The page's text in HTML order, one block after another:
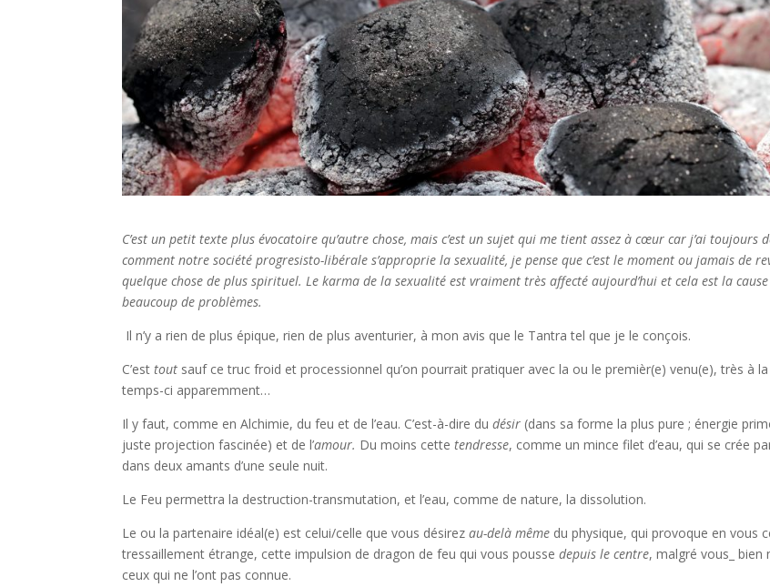
C’est un petit texte plus évocatoire qu’autre chose, mais c’est un sujet qui me tient assez à cœur car j’ai toujours
comment notre société progresisto-libérale s’approprie la sexualité, je pense que c’est le moment ou jamais de
quelque chose de plus spirituel. Le karma de la sexualité est vraiment très affecté aujourd’hui et cela est la
beaucoup de problèmes.
Il n’y a rien de plus épique, rien de plus aventurier, à mon avis que le Tantra tel que je le conçois.
C’esttout sauf ce truc froid et processionnel qu’on pourrait pratiquer avec la ou le premièr(e) venu(e), très à
temps-ci apparemment…
Il y faut, comme en Alchimie, du feu et de l’eau. C’est-à-dire dudésir (dans sa forme la plus pure ; énergie
juste projection fascinée) et de l’amour. Du moins cettetendresse, comme un mince filet d’eau, qui se crée
dans deux amants d’une seule nuit.
Le Feu permettra la destruction-transmutation, et l’eau, comme de nature, la dissolution.
Le ou la partenaire idéal(e) est celui/celle que vous désirezau-delà même du physique, qui provoque en vous
tressaillement étrange, cette impulsion de dragon de feu qui vous poussedepuis le centre, malgré vous_ bien
ceux qui ne l’ont pas connue.